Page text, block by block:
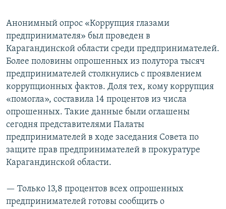
Анонимный опрос «Коррупция глазами
предпринимателя» был проведен в
Карагандинской области среди предпринимателей.
Более половины опрошенных из полутора тысяч
предпринимателей столкнулись с проявлением
коррупционных фактов. Доля тех, кому коррупция
«помогла», составила 14 процентов из числа
опрошенных. Такие данные были оглашены
сегодня представителями Палаты
предпринимателей в ходе заседания Совета по
защите прав предпринимателей в прокуратуре
Карагандинской области.
— Только 13,8 процентов всех опрошенных
предпринимателей готовы сообщить о